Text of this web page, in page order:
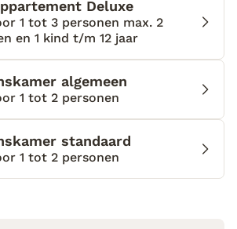
ligbed. Dit authentieke adresje
echt een paradijs. In de tuin
dat je in no time helemaal zen
en felpaarse
zwembad om lekker in af te
zitjes gemaakt. Neem
want er bestaat een kans dat je
afkomt. Zelfs niet voor een
bestel je gewoon vanaf je ligbed
waar ook het ontbijt, de
worden geserveerd. Zin om
dan de huurauto of de fiets die
Deluxe
1 tot 3 personen max. 2
en 1 kind t/m 12 jaar
algemeen
1 tot 2 personen
standaard
1 tot 2 personen